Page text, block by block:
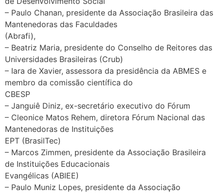
– Paulo Chanan, presidente da Associação Brasileira das
Mantenedoras das Faculdades
(Abrafi),
– Beatriz Maria, presidente do Conselho de Reitores das
Universidades Brasileiras (Crub)
– Iara de Xavier, assessora da presidência da ABMES e
membro da comissão científica do
CBESP
– Janguiê Diniz, ex-secretário executivo do Fórum
– Cleonice Matos Rehem, diretora Fórum Nacional das
Mantenedoras de Instituições
EPT (BrasilTec)
– Marcos Zimmen, presidente da Associação Brasileira
de Instituições Educacionais
Evangélicas (ABIEE)
– Paulo Muniz Lopes, presidente da Associação